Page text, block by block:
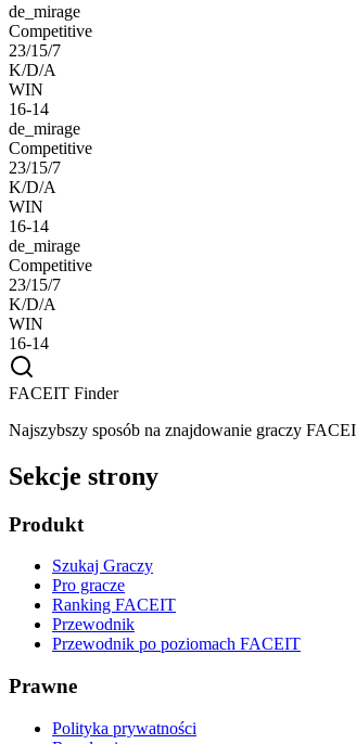
de_mirage
Competitive
23/15/7
K/D/A
WIN
16-14
de_mirage
Competitive
23/15/7
K/D/A
WIN
16-14
de_mirage
Competitive
23/15/7
K/D/A
WIN
16-14
FACEIT Finder
Najszybszy sposób na znajdowanie graczy
Sekcje strony
Produkt
Szukaj Graczy
Pro gracze
Ranking FACEIT
Przewodnik
Przewodnik po poziomach FACEIT
Prawne
Polityka prywatności